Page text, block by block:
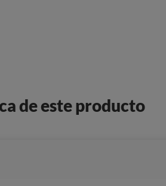
de este producto